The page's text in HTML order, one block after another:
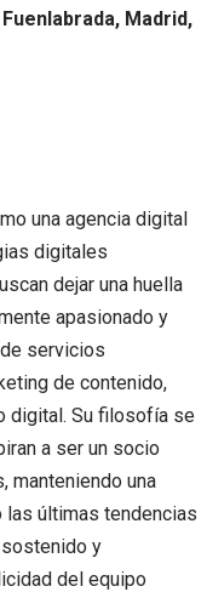
Madrid,
una agencia digital
digitales
dejar una huella
apasionado y
servicios
de contenido,
digital. Su filosofía se
a ser un socio
manteniendo una
las últimas tendencias
y
del equipo